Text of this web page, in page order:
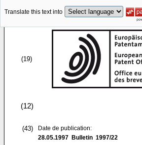
Translate this text into
(19)
(12)
(43)
Date de publication:
28.05.1997 Bulletin 1997/22